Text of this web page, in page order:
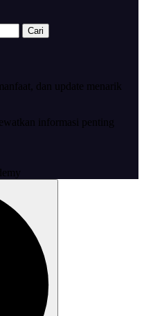
dan update menarik
informasi penting